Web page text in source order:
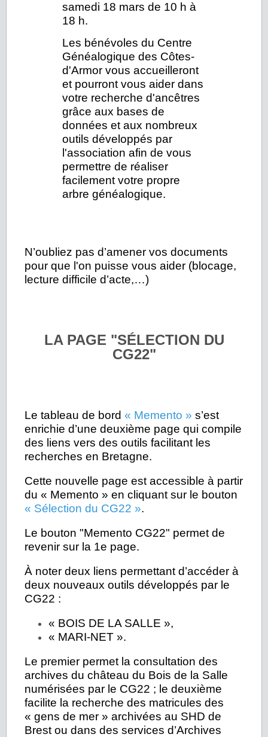
samedi 18 mars de 10 h à
18 h.
Les bénévoles du Centre
Généalogique des Côtes-
d'Armor vous accueilleront
et pourront vous aider dans
votre recherche d'ancêtres
grâce aux bases de
données et aux nombreux
outils développés par
l'association afin de vous
permettre de réaliser
facilement votre propre
arbre généalogique.
N’oubliez pas d’amener vos documents
pour que l'on puisse vous aider (blocage,
lecture difficile d’acte,…)
LA PAGE "SÉLECTION DU
CG22"
Le tableau de bord « Memento » s’est
enrichie d’une deuxième page qui compile
des liens vers des outils facilitant les
recherches en Bretagne.
Cette nouvelle page est accessible à partir
du « Memento » en cliquant sur le bouton
« Sélection du CG22 ».
Le bouton "Memento CG22" permet de
revenir sur la 1e page.
À noter deux liens permettant d’accéder à
deux nouveaux outils développés par le
CG22 :
« BOIS DE LA SALLE »,
« MARI-NET ».
Le premier permet la consultation des
archives du château du Bois de la Salle
numérisées par le CG22 ; le deuxième
facilite la recherche des matricules des
« gens de mer » archivées au SHD de
Brest ou dans des services d’Archives